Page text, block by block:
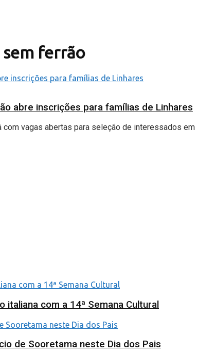
sem ferrão
abre inscrições para famílias de Linhares
vagas abertas para seleção de interessados em
com a 14ª Semana Cultural
de Sooretama neste Dia dos Pais